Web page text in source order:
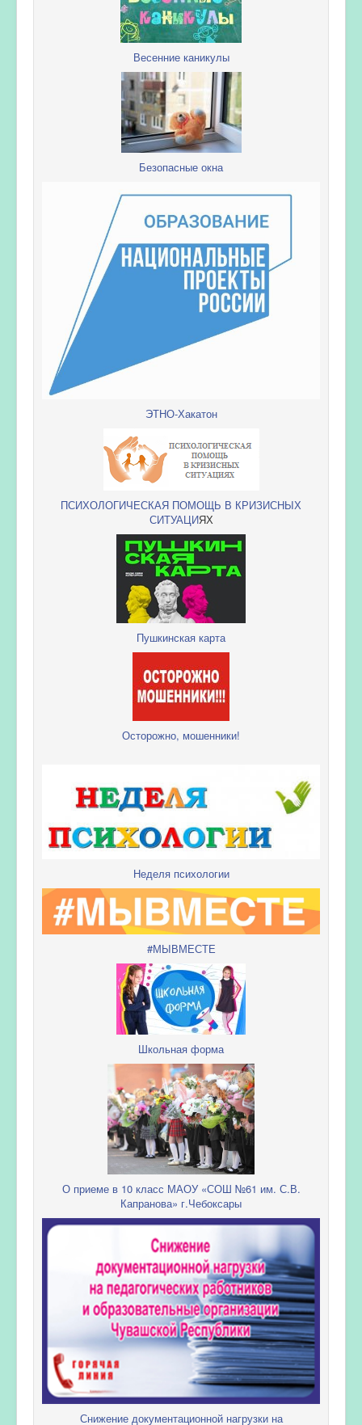
Весенние каникулы
Безопасные окна
ЭТНО-Хакатон
ПСИХОЛОГИЧЕСКАЯ ПОМОЩЬ В КРИЗИСНЫХ
СИТУАЦИЯХ
Пушкинская карта
Осторожно, мошенники!
Неделя психологии
#МЫВМЕСТЕ
Школьная форма
О приеме в 10 класс МАОУ «СОШ №61 им. С.В.
Капранова» г.Чебоксары
Снижение документационной нагрузки на